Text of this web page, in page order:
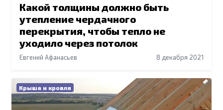
Какой толщины должно быть
утепление чердачного
перекрытия, чтобы тепло не
уходило через потолок
Евгений Афанасьев 8 декабря 2021
Крыша и кровля